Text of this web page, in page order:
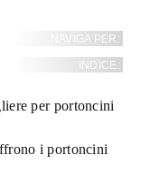
NAVIGA PER:
INDICE:
per portoncini
i portoncini